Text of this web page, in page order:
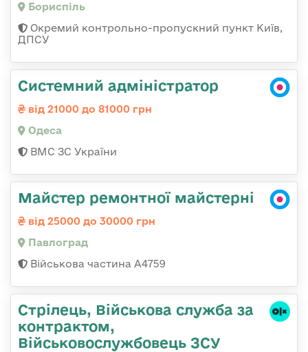
Бориспіль
Окремий контрольно-пропускний пункт Київ,
ДПСУ
Системний адміністратор
від 21000 до 81000 грн
Одеса
ВМС ЗС України
Майстер ремонтної майстерні
від 25000 до 30000 грн
Павлоград
Військова частина А4759
Стрілець, Військова служба за
контрактом,
Військовослужбовець ЗСУ